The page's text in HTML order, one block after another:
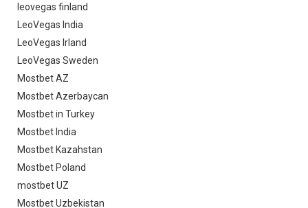
leovegas finland
LeoVegas India
LeoVegas Irland
LeoVegas Sweden
Mostbet AZ
Mostbet Azerbaycan
Mostbet in Turkey
Mostbet India
Mostbet Kazahstan
Mostbet Poland
mostbet UZ
Mostbet Uzbekistan